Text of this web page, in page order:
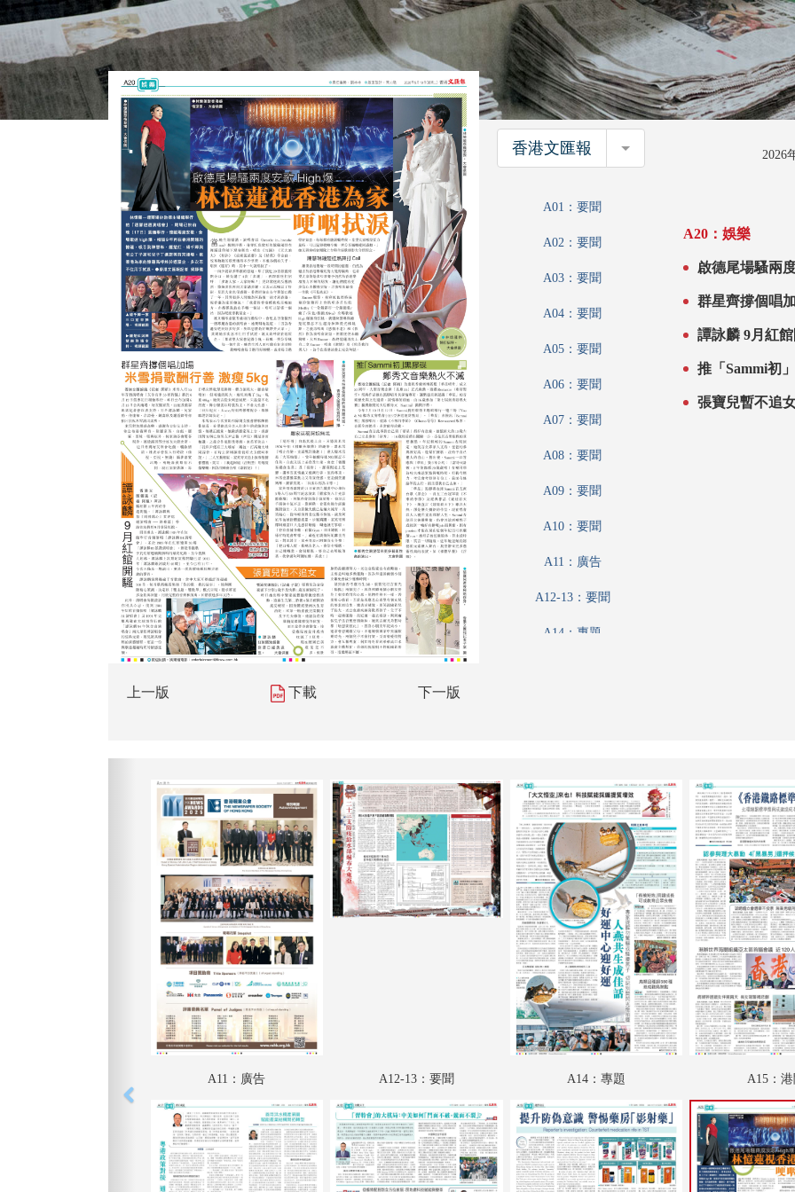
上一版 下載 下一版
香港文匯報 香港文匯報
A01：要聞
A02：要聞
A03：要聞
A04：要聞
A05：要聞
A06：要聞
A07：要聞
A08：要聞
A09：要聞
A10：要聞
A11：廣告
A12-13：要聞
A14：專題
A19：趣學語文
A20：娛樂
A21：體育
A22：國際專題
A23：國際
A24：國際
B01：財經
B02：文匯園
B04：體育
A20：娛樂
譚詠麟 9月紅
張寶兒暫不追
A11：廣告 A12-13：要聞 A14：專題 A15：